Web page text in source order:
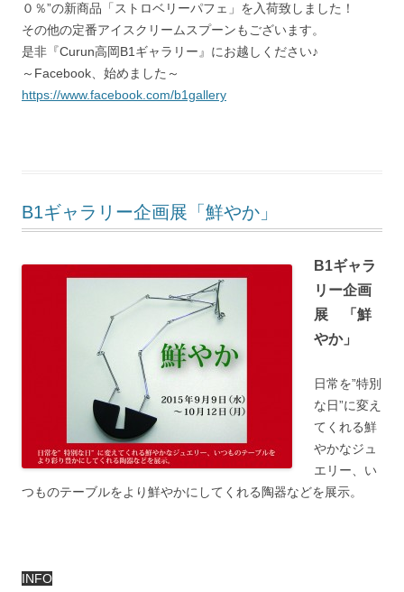
０％”の新商品「ストロベリーパフェ」を入荷致しました！
その他の定番アイスクリームスプーンもございます。
是非『Curun高岡B1ギャラリー』にお越しください♪
～Facebook、始めました～
https://www.facebook.com/b1gallery
B1ギャラリー企画展「鮮やか」
B1ギャラ
リー企画
展 「鮮
やか」
日常を”特別
な日”に変え
てくれる鮮
やかなジュ
エリー、い
つものテーブルをより鮮やかにしてくれる陶器などを展示。
INFO